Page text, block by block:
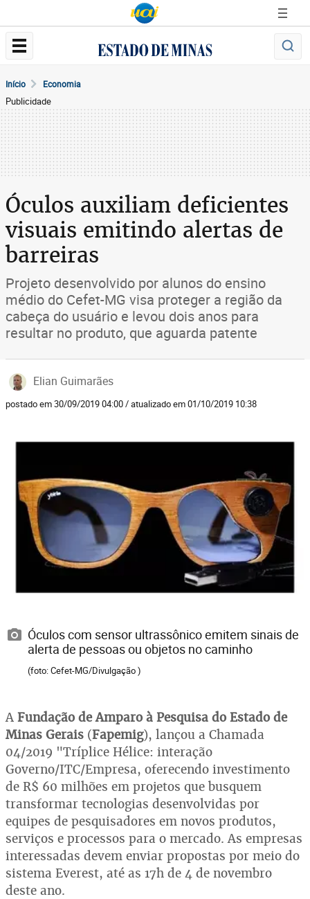
Início Economia
Publicidade
Óculos auxiliam deficientes
visuais emitindo alertas de
barreiras
Projeto desenvolvido por alunos do ensino
médio do Cefet-MG visa proteger a região da
cabeça do usuário e levou dois anos para
resultar no produto, que aguarda patente
Elian Guimarães
postado em 30/09/2019 04:00 / atualizado em 01/10/2019 10:38
Óculos com sensor ultrassônico emitem sinais de
alerta de pessoas ou objetos no caminho
(foto: Cefet-MG/Divulgação )
A Fundação de Amparo à Pesquisa do Estado de
Minas Gerais (Fapemig), lançou a Chamada
04/2019 "Tríplice Hélice: interação
Governo/ITC/Empresa, oferecendo investimento
de R$ 60 milhões em projetos que busquem
transformar tecnologias desenvolvidas por
equipes de pesquisadores em novos produtos,
serviços e processos para o mercado. As empresas
interessadas devem enviar propostas por meio do
sistema Everest, até as 17h de 4 de novembro
deste ano.